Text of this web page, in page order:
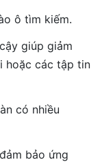
ô tìm kiếm.
giúp giảm
hoặc các tập tin
có nhiều
bảo ứng